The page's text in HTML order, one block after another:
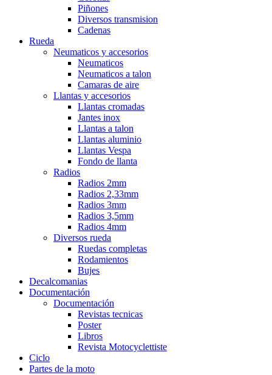
Piñones
Diversos transmision
Cadenas
Rueda
Neumaticos y accesorios
Neumaticos
Neumaticos a talon
Camaras de aire
Llantas y accesorios
Llantas cromadas
Jantes inox
Llantas a talon
Llantas aluminio
Llantas Vespa
Fondo de llanta
Radios
Radios 2mm
Radios 2,33mm
Radios 3mm
Radios 3,5mm
Radios 4mm
Diversos rueda
Ruedas completas
Rodamientos
Bujes
Decalcomanias
Documentación
Documentación
Revistas tecnicas
Poster
Libros
Revista Motocyclettiste
Ciclo
Partes de la moto